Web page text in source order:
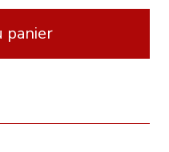
panier